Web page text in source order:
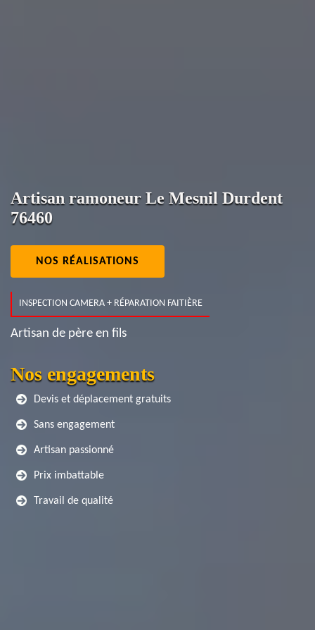
Artisan ramoneur Le Mesnil Durdent
76460
NOS RÉALISATIONS
INSPECTION CAMERA + RÉPARATION FAITIÈRE
Artisan de père en fils
Nos engagements
Devis et déplacement gratuits
Sans engagement
Artisan passionné
Prix imbattable
Travail de qualité